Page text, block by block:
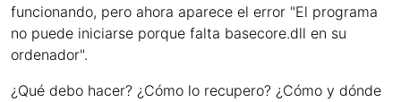
funcionando, pero ahora aparece el error "El programa
no puede iniciarse porque falta basecore.dll en su
ordenador".
¿Qué debo hacer? ¿Cómo lo recupero? ¿Cómo y dónde